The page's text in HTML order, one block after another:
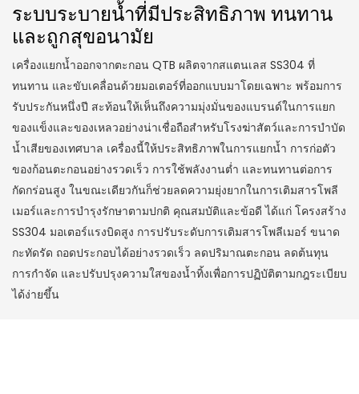
ระบบระบายน้ำที่มีประสิทธิภาพ ทนทาน
และถูกสุขอนามัย
เครื่องแยกน้ำออกจากตะกอน QTB ผลิตจากสแตนเลส SS304 ที่
ทนทาน และขับเคลื่อนด้วยมอเตอร์ที่ออกแบบมาโดยเฉพาะ พร้อมการ
รับประกันหนึ่งปี สะท้อนให้เห็นถึงความมุ่งมั่นของแบรนด์ในการแยก
ของแข็งและของเหลวอย่างน่าเชื่อถือสำหรับโรงฆ่าสัตว์และการบำบัด
น้ำเสียของเทศบาล เครื่องนี้ให้ประสิทธิภาพในการแยกน้ำ การก่อตัว
ของก้อนตะกอนอย่างรวดเร็ว การใช้พลังงานต่ำ และทนทานต่อการ
กัดกร่อนสูง ในขณะเดียวกันก็ช่วยลดความยุ่งยากในการเติมสารโพลี
เมอร์และการบำรุงรักษาตามปกติ คุณสมบัติและข้อดี ได้แก่ โครงสร้าง
SS304 มอเตอร์แรงบิดสูง การปรับระดับการเติมสารโพลีเมอร์ ขนาด
กะทัดรัด ถอดประกอบได้อย่างรวดเร็ว ลดปริมาณตะกอน ลดต้นทุน
การกำจัด และปรับปรุงความใสของน้ำทิ้งเพื่อการปฏิบัติตามกฎระเบียบ
ได้ง่ายขึ้น